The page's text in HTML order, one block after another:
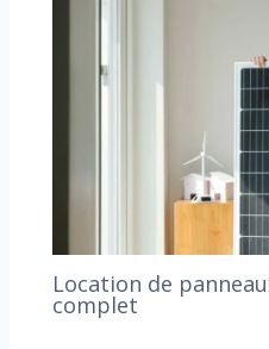
Location de
complet